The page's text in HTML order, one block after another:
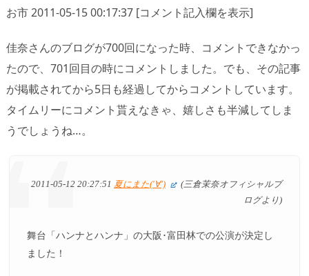
お市 2011-05-15 00:17:37 [コメント記入欄を表示]
佳奈さんのブログが700回になった時、コメントできなかっ
たので、701回目の時にコメントしました。でも、その記事
が掲載されてから5日も経過してからコメントしています。
タイムリーにコメント貰えなきゃ、嬉しさも半減してしま
うでしょうね…。
2011-05-12 20:27:51 夏にまた('∀’)
(三倉茉奈オフィシャルブ
ログより)
舞台「ハンナとハンナ」の大阪･富田林での公演が決定し
ました！